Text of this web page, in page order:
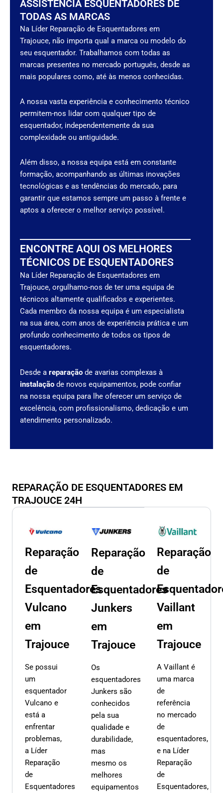
ASSISTÊNCIA ESQUENTADORES DE
TODAS AS MARCAS
Na Líder Reparação de Esquentadores em
Trajouce, não importa qual a marca ou modelo do
seu esquentador. Trabalhamos com todas as
marcas presentes no mercado português, desde as
mais populares como, até às menos conhecidas.
A nossa vasta experiência e conhecimento técnico
permitem-nos lidar com qualquer tipo de
esquentador, independentemente da sua
complexidade ou antiguidade.
Além disso, a nossa equipa está em constante
formação, acompanhando as últimas inovações
tecnológicas e as tendências do mercado, para
garantir que estamos sempre um passo à frente e
aptos a oferecer o melhor serviço possível.
ENCONTRE AQUI OS MELHORES
TÉCNICOS DE ESQUENTADORES
Na Líder Reparação de Esquentadores em
Trajouce, orgulhamo-nos de ter uma equipa de
técnicos altamente qualificados e experientes.
Cada membro da nossa equipa é um especialista
na sua área, com anos de experiência prática e um
profundo conhecimento de todos os tipos de
esquentadores.
Desde a reparação de avarias complexas à
instalação de novos equipamentos, pode confiar
na nossa equipa para lhe oferecer um serviço de
excelência, com profissionalismo, dedicação e um
atendimento personalizado.
REPARAÇÃO DE ESQUENTADORES EM
TRAJOUCE 24H
Reparação
de
Esquentadores
Vulcano
em
Trajouce
Se possui
um
esquentador
Vulcano e
está a
enfrentar
problemas,
a Líder
Reparação
de
Esquentadores
Reparação
de
Esquentadores
Junkers
em
Trajouce
Os
esquentadores
Junkers são
conhecidos
pela sua
qualidade e
durabilidade,
mas
mesmo os
melhores
equipamentos
Reparação
de
Vaillant
em
Trajouce
A Vaillant é
uma marca
de
referência
no mercado
de
esquentadores,
e na Líder
Reparação
de
Esquentadores,